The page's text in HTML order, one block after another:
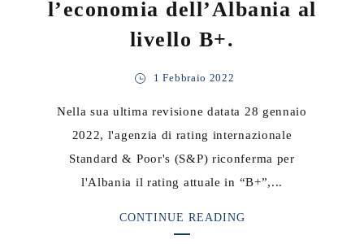
l’economia dell’Albania al
livello B+.
1 Febbraio 2022
Nella sua ultima revisione datata 28 gennaio
2022, l'agenzia di rating internazionale
Standard & Poor's (S&P) riconferma per
l'Albania il rating attuale in “B+”,...
CONTINUE READING